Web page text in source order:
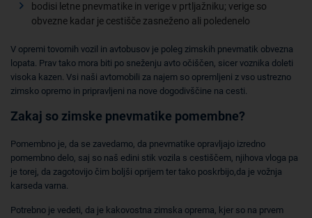
bodisi letne pnevmatike in verige v prtljažniku; verige so
obvezne kadar je cestišče zasneženo ali poledenelo
V opremi tovornih vozil in avtobusov je poleg zimskih pnevmatik obvezna
lopata. Prav tako mora biti po sneženju avto očiščen, sicer voznika doleti
visoka kazen. Vsi naši avtomobili za najem so opremljeni z vso ustrezno
zimsko opremo in pripravljeni na nove dogodivščine na cesti.
Zakaj so zimske pnevmatike pomembne?
Pomembno je, da se zavedamo, da pnevmatike opravljajo izredno
pomembno delo, saj so naš edini stik vozila s cestiščem, njihova vloga pa
je torej, da zagotovijo čim boljši oprijem ter tako poskrbijo,da je vožnja
karseda varna.
Potrebno je vedeti, da je kakovostna zimska oprema, kjer so na prvem